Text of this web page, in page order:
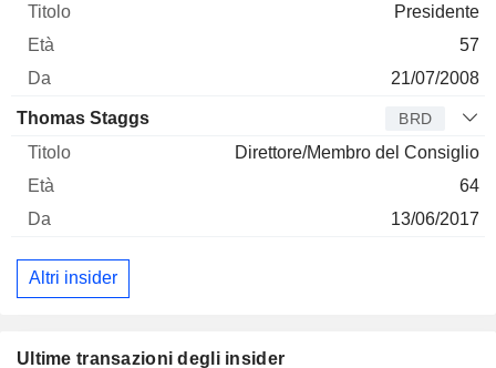
Presidente
57
21/07/2008
Thomas Staggs BRD
Direttore/Membro del Consiglio
64
13/06/2017
Altri insider
Ultime transazioni degli insider